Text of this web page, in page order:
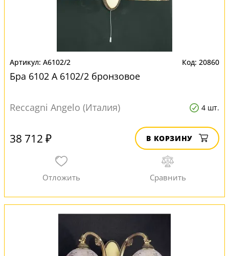
A6102/2 20860
Бра 6102 A 6102/2 бронзовое
Reccagni Angelo (Италия) 4 шт.
38 712 ₽ В КОРЗИНУ